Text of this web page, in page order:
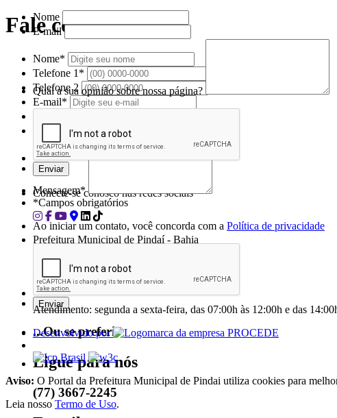
Fale conosco
Nome*
Telefone 1*
Telefone 2
E-mail*
Assunto*
Mensagem*
*Campos obrigatórios
Ao iniciar um contato, você concorda com a Política de privacidade
...Ou se preferir
Ligue para nós
(77) 3667-2245
Nome
E-mail
Qual a sua opinião sobre nossa página?
Conecte-se conosco nas redes sociais
Prefeitura Municipal de Pindaí - Bahia
Rua Tibério Fausto, 426, Centro - Pindaí/BA
(77) 3667-2245
Atendimento: segunda a sexta-feira, das 07:00h às 12:00h e das
Desenvolvido por
Aviso: O Portal da Prefeitura Municipal de Pindai utiliza cookies para
Leia nosso Termo de Uso.